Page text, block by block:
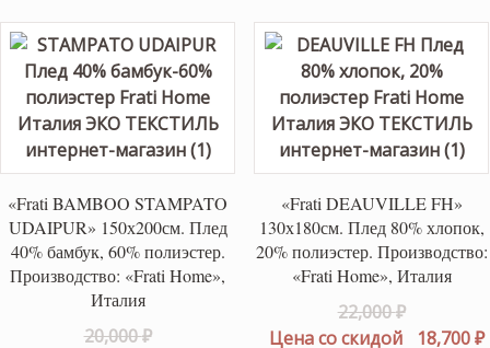
«Frati BAMBOO STAMPATO
UDAIPUR» 150х200см. Плед
40% бамбук, 60% полиэстер.
Производство: «Frati Home»,
Италия
20,000₽Первоначальная
«Frati DEAUVILLE FH»
130х180см. Плед 80% хлопок,
20% полиэстер. Производство:
«Frati Home», Италия
22,000₽
цена
Цена со скидой 18,700₽